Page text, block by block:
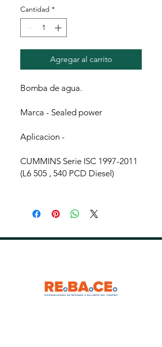
Cantidad *
Agregar al carrito
Bomba de agua.
Marca - Sealed power
Aplicacion -
CUMMINS Serie ISC 1997-2011
(L6 505 , 540 PCD Diesel)